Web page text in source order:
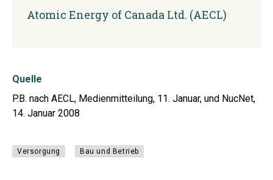
Atomic Energy of Canada Ltd. (AECL)
Quelle
P.B. nach AECL, Medienmitteilung, 11. Januar, und NucNet,
14. Januar 2008
Versorgung Bau und Betrieb